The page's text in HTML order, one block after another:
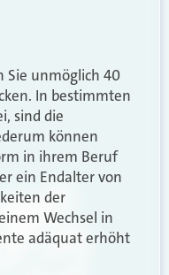
Sie unmöglich 40
In bestimmten
sind die
können
in ihrem Beruf
ein Endalter von
der
Wechsel in
adäquat erhöht